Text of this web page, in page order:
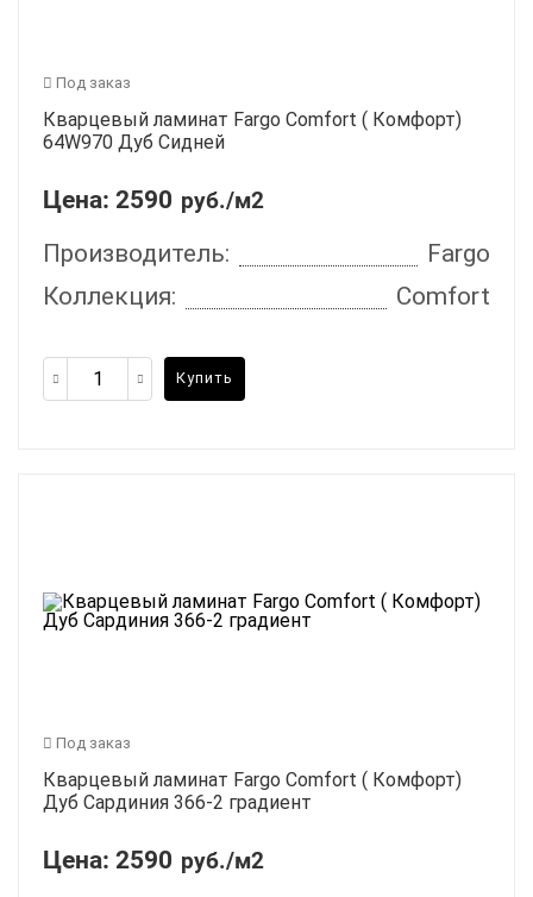
Под заказ
Кварцевый ламинат Fargo Comfort ( Комфорт)
64W970 Дуб Сидней
Цена: 2590 руб./м2
Производитель:
Fargo
Коллекция:
Comfort
Купить
Под заказ
Кварцевый ламинат Fargo Comfort ( Комфорт)
Дуб Сардиния 366-2 градиент
Цена: 2590 руб./м2